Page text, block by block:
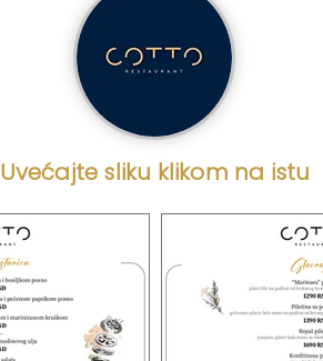
Uvećajte sliku klikom na istu